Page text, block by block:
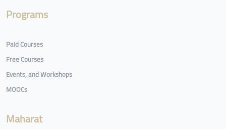
Programs
Paid Courses
Free Courses
Events, and Workshops
MOOCs
Maharat